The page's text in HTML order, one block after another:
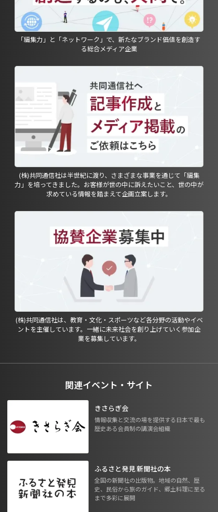
「編集力」と「ネットワーク」で、新たなブランド価値を創造す
る総合メディア企業
(株)共同通信社は半世紀に渡り、さまざまな事業を通じて「編集
力」を培ってきました。お客様が世の中に訴えたいこと、世の中が
求めている情報を踏まえて企画立案します。
(株)共同通信社は、教育・文化・スポーツなど各分野の活動やイベ
ントを主催しています。一緒に未来社会を創り上げていく参加企
業を募集しています。
関連イベント・サイト
きさらぎ会
情報収集と交流の場を提供する日本で最も
歴史ある会員制の講演会組織
ふるさと発見 新聞社の本
全国の新聞社の出版物。地域の自然、歴
史、民俗から旅のガイド、郷土料理に至る
まで多彩に展開